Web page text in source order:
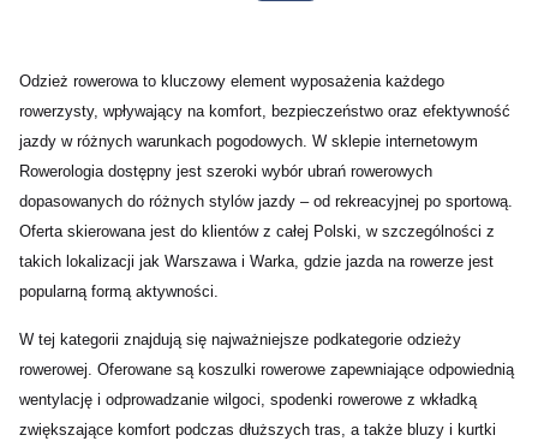
Odzież rowerowa to kluczowy element wyposażenia każdego
rowerzysty, wpływający na komfort, bezpieczeństwo oraz efektywność
jazdy w różnych warunkach pogodowych. W sklepie internetowym
Rowerologia dostępny jest szeroki wybór ubrań rowerowych
dopasowanych do różnych stylów jazdy – od rekreacyjnej po sportową.
Oferta skierowana jest do klientów z całej Polski, w szczególności z
takich lokalizacji jak Warszawa i Warka, gdzie jazda na rowerze jest
popularną formą aktywności.
W tej kategorii znajdują się najważniejsze podkategorie odzieży
rowerowej. Oferowane są koszulki rowerowe zapewniające odpowiednią
wentylację i odprowadzanie wilgoci, spodenki rowerowe z wkładką
zwiększające komfort podczas dłuższych tras, a także bluzy i kurtki